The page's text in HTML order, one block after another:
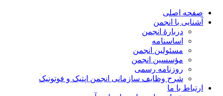
صفحه اصلی
آشنایی با انجمن
دربارۀ انجمن
اساسنامه
مسئولین انجمن
مؤسسین انجمن
روزنامه رسمی
شرح وظایف سازمانی انجمن اپتیک و فوتونیک
ارتباط با ما